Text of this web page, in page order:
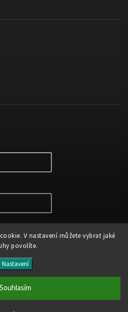
V nastavení můžete vybrat jaké
povolíte.
Nastavení
Souhlasím
Přihlásit se
cookies